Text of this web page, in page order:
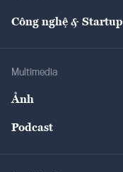
Tư vấn
Công nghệ & Startup
Multimedia
Ảnh
Podcast